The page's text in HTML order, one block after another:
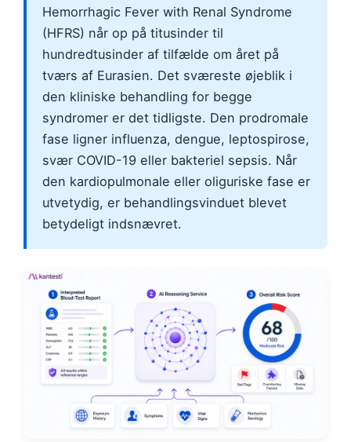
Hemorrhagic Fever with Renal Syndrome
(HFRS) når op på titusinder til
hundredtusinder af tilfælde om året på
tværs af Eurasien. Det sværeste øjeblik i
den kliniske behandling for begge
syndromer er det tidligste. Den prodromale
fase ligner influenza, dengue, leptospirose,
svær COVID-19 eller bakteriel sepsis. Når
den kardiopulmonale eller oliguriske fase er
utvetydig, er behandlingsvinduet blevet
betydeligt indsnævret.